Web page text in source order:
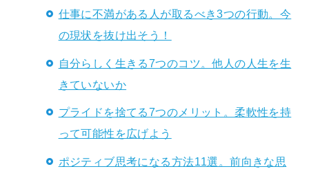
仕事に不満がある人が取るべき3つの行動。今
の現状を抜け出そう！
自分らしく生きる7つのコツ。他人の人生を生
きていないか
プライドを捨てる7つのメリット。柔軟性を持
って可能性を広げよう
ポジティブ思考になる方法11選。前向きな思